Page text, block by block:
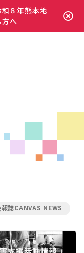
８年熊本地
へ
誌CANVAS NEWS